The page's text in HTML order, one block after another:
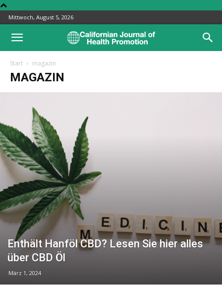
Mittwoch, August 5, 2026
Start magazin
MAGAZIN
Enthält Hanföl CBD? Lesen Sie hier alles
über CBD Öl
März 1, 2024